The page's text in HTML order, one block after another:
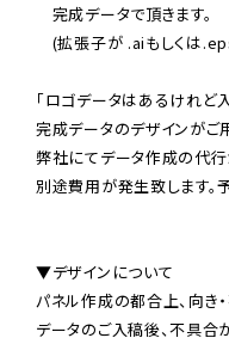
完成データで頂きます。
(拡張子が .aiもしくは
「ロゴデータはあるけれど
完成データのデザインがご
弊社にてデータ作成の代
別途費用が発生致します。
▼デザインについて
パネル作成の都合上、向き
データのご入稿後、不具合